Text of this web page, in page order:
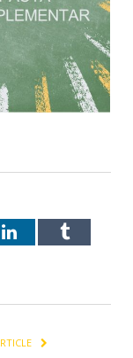
LinkedInTumblr